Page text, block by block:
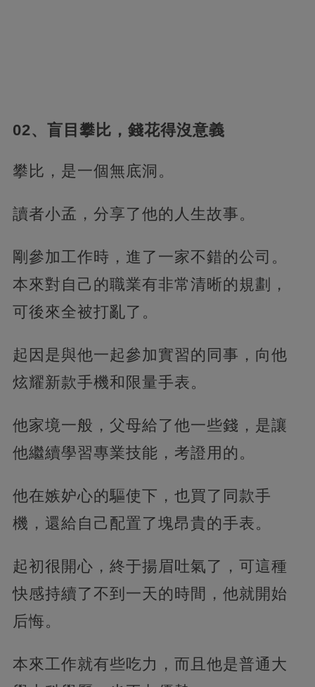
02、盲目攀比，錢花得沒意義
攀比，是一個無底洞。
讀者小孟，分享了他的人生故事。
剛參加工作時，進了一家不錯的公司。
本來對自己的職業有非常清晰的規劃，
可後來全被打亂了。
起因是與他一起參加實習的同事，向他
炫耀新款手機和限量手表。
他家境一般，父母給了他一些錢，是讓
他繼續學習專業技能，考證用的。
他在嫉妒心的驅使下，也買了同款手
機，還給自己配置了塊昂貴的手表。
起初很開心，終于揚眉吐氣了，可這種
快感持續了不到一天的時間，他就開始
后悔。
本來工作就有些吃力，而且他是普通大